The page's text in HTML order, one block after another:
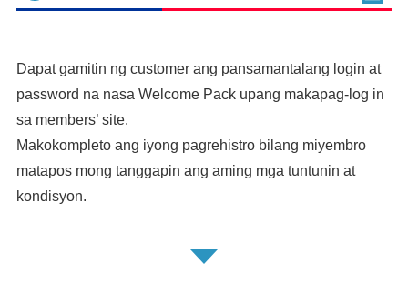
Dapat gamitin ng customer ang pansamantalang login at
password na nasa Welcome Pack upang makapag-log in
sa members’ site.
Makokompleto ang iyong pagrehistro bilang miyembro
matapos mong tanggapin ang aming mga tuntunin at
kondisyon.